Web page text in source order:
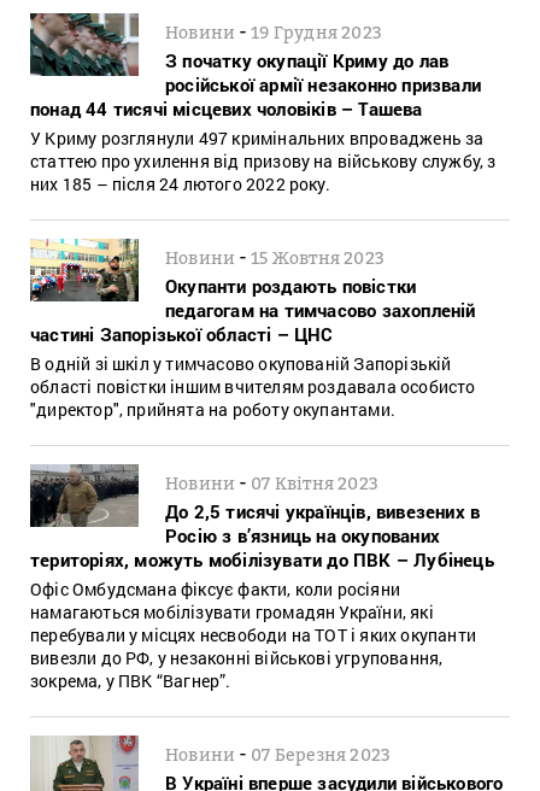
Новини -19 Грудня 2023
З початку окупації Криму до лав
російської армії незаконно призвали
понад 44 тисячі місцевих чоловіків – Ташева
У Криму розглянули 497 кримінальних впроваджень за
статтею про ухилення від призову на військову службу, з
них 185 – після 24 лютого 2022 року.
Новини -15 Жовтня 2023
Окупанти роздають повістки
педагогам на тимчасово захопленій
частині Запорізької області – ЦНС
В одній зі шкіл у тимчасово окупованій Запорізькій
області повістки іншим вчителям роздавала особисто
"директор", прийнята на роботу окупантами.
Новини - 07 Квітня 2023
До 2,5 тисячі українців, вивезених в
Росію з в’язниць на окупованих
територіях, можуть мобілізувати до ПВК – Лубінець
Офіс Омбудсмана фіксує факти, коли росіяни
намагаються мобілізувати громадян України, які
перебували у місцях несвободи на ТОТ і яких окупанти
вивезли до РФ, у незаконні військові угруповання,
зокрема, у ПВК “Вагнер”.
Новини - 07 Березня 2023
В Україні вперше засудили військового